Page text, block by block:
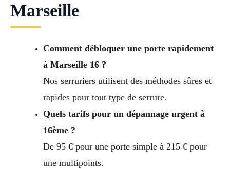
Marseille
Comment débloquer une porte rapidement
à Marseille 16 ?
Nos serruriers utilisent des méthodes sûres et
rapides pour tout type de serrure.
Quels tarifs pour un dépannage urgent à
16ème ?
De 95 € pour une porte simple à 215 € pour
une multipoints.